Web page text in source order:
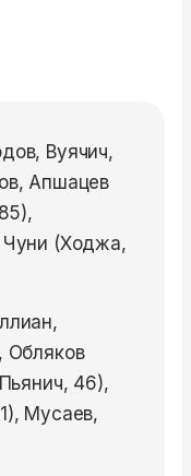
Вуячич,
Апшацев
Чуни (Ходжа,
Обляков
46),
Мусаев,